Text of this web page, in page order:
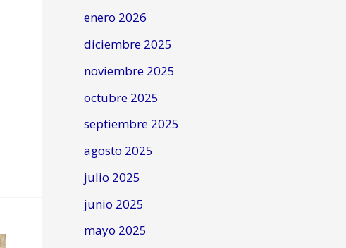
enero 2026
diciembre 2025
noviembre 2025
octubre 2025
septiembre 2025
agosto 2025
julio 2025
junio 2025
mayo 2025